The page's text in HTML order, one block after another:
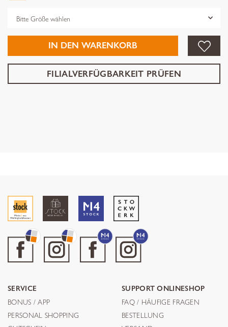
IN DEN WARENKORB
FILIALVERFÜGBARKEIT PRÜFEN
SERVICE
BONUS / APP
PERSONAL SHOPPING
SUPPORT ONLINESHOP
FAQ / HÄUFIGE FRAGEN
BESTELLUNG